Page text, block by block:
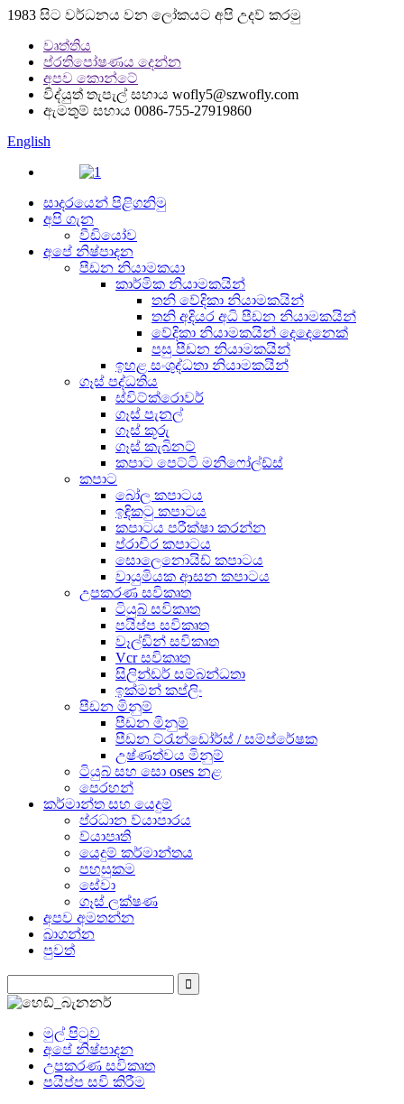
1983 සිට වර්ධනය වන ලෝකයට අපි උදව් කරමු
වෘත්තිය
ප්රතිපෝෂණය දෙන්න
අපව කොන්ටේ
විද්යුත් තැපැල් සහාය wofly5@szwofly.com
ඇමතුම් සහාය 0086-755-27919860
English
සාදරයෙන් පිළිගනිමු
අපි ගැන
වීඩියෝව
අපේ නිෂ්පාදන
පීඩන නියාමකයා
කාර්මික නියාමකයින්
තනි වේදිකා නියාමකයින්
තනි අදියර අධි පීඩන නියාමකයින්
වේදිකා නියාමකයින් දෙදෙනෙක්
පසු පීඩන නියාමකයින්
ඉහළ සංශුද්ධතා නියාමකයින්
ගෑස් පද්ධතිය
ස්විට්ක්රොවර්
ගෑස් පැනල්
ගෑස් කූරු
ගෑස් කැබිනට්
කපාට පෙට්ටි මනිෆෝල්ඩ්ස්
කපාට
බෝල කපාටය
ඉඳිකටු කපාටය
කපාටය පරීක්ෂා කරන්න
ප්රාචීර කපාටය
සොලෙනොයිඩ් කපාටය
වායුමියක ආසන කපාටය
උපකරණ සවිකෘත
ටියුබ් සවිකෘත
පයිප්ප සවිකෘත
වෑල්ඩින් සවිකෘත
Vcr සවිකෘත
සිලින්ඩර් සම්බන්ධතා
ඉක්මන් කප්ලිං
පීඩන මිනුම්
පීඩන මිනුම්
පීඩන ට්රැන්ඩෝර්ස් / සම්ප්රේෂක
උෂ්ණත්වය මිනුම්
ටියුබ් සහ සො oses නළ
පෙරහන්
කර්මාන්ත සහ යෙදුම්
ප්රධාන ව්යාපාරය
ව්යාපෘති
යෙදුම් කර්මාන්තය
පහසුකම
සේවා
ගෑස් ලක්ෂණ
අපව අමතන්න
බාගන්න
පුවත්
මුල් පිටුව
අපේ නිෂ්පාදන
උපකරණ සවිකෘත
පයිප්ප සවි කිරීම